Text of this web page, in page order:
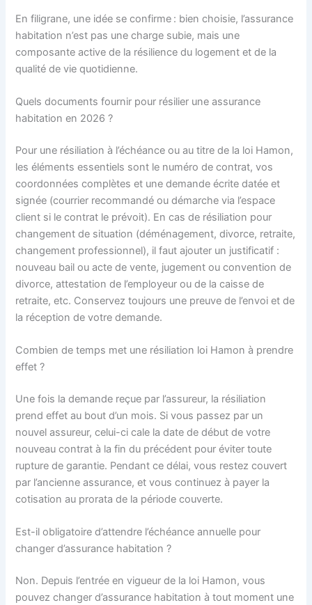
En filigrane, une idée se confirme : bien choisie, l’assurance
habitation n’est pas une charge subie, mais une
composante active de la résilience du logement et de la
qualité de vie quotidienne.
Quels documents fournir pour résilier une assurance
habitation en 2026 ?
Pour une résiliation à l’échéance ou au titre de la loi Hamon,
les éléments essentiels sont le numéro de contrat, vos
coordonnées complètes et une demande écrite datée et
signée (courrier recommandé ou démarche via l’espace
client si le contrat le prévoit). En cas de résiliation pour
changement de situation (déménagement, divorce, retraite,
changement professionnel), il faut ajouter un justificatif :
nouveau bail ou acte de vente, jugement ou convention de
divorce, attestation de l’employeur ou de la caisse de
retraite, etc. Conservez toujours une preuve de l’envoi et de
la réception de votre demande.
Combien de temps met une résiliation loi Hamon à prendre
effet ?
Une fois la demande reçue par l’assureur, la résiliation
prend effet au bout d’un mois. Si vous passez par un
nouvel assureur, celui-ci cale la date de début de votre
nouveau contrat à la fin du précédent pour éviter toute
rupture de garantie. Pendant ce délai, vous restez couvert
par l’ancienne assurance, et vous continuez à payer la
cotisation au prorata de la période couverte.
Est-il obligatoire d’attendre l’échéance annuelle pour
changer d’assurance habitation ?
Non. Depuis l’entrée en vigueur de la loi Hamon, vous
pouvez changer d’assurance habitation à tout moment une